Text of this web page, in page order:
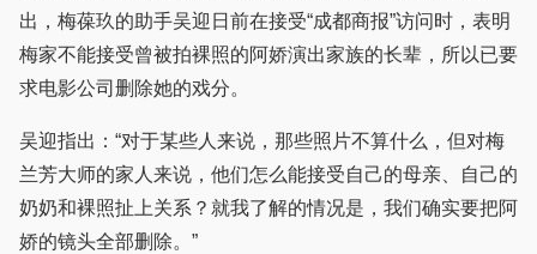
出，梅葆玖的助手吴迎日前在接受“成都商报”访问时，表明
梅家不能接受曾被拍裸照的阿娇演出家族的长辈，所以已要
求电影公司删除她的戏分。
吴迎指出：“对于某些人来说，那些照片不算什么，但对梅
兰芳大师的家人来说，他们怎么能接受自己的母亲、自己的
奶奶和裸照扯上关系？就我了解的情况是，我们确实要把阿
娇的镜头全部删除。”